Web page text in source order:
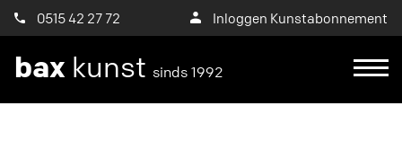
0515 42 27 72 Inloggen Kunstabonnement
bax kunst sinds 1992